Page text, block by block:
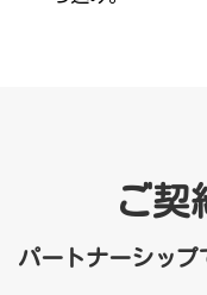
ご契
パートナーシップ